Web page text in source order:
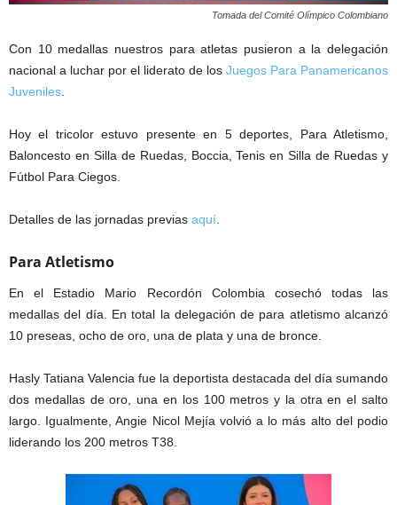
Tomada del Comité Olímpico Colombiano
Con 10 medallas nuestros para atletas pusieron a la delegación
nacional a luchar por el liderato de los Juegos Para Panamericanos
Juveniles.
Hoy el tricolor estuvo presente en 5 deportes, Para Atletismo,
Baloncesto en Silla de Ruedas, Boccia, Tenis en Silla de Ruedas y
Fútbol Para Ciegos.
Detalles de las jornadas previas aquí.
Para Atletismo
En el Estadio Mario Recordón Colombia cosechó todas las
medallas del día. En total la delegación de para atletismo alcanzó
10 preseas, ocho de oro, una de plata y una de bronce.
Hasly Tatiana Valencia fue la deportista destacada del día sumando
dos medallas de oro, una en los 100 metros y la otra en el salto
largo. Igualmente, Angie Nicol Mejía volvió a lo más alto del podio
liderando los 200 metros T38.